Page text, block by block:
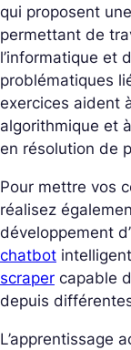
qui proposent
permettant de
l’informatique et
problématiques
exercices aident
algorithmique et
en résolution de
Pour mettre vos
réalisez
développement
chatbot
scraper capable
depuis
L’apprentissage